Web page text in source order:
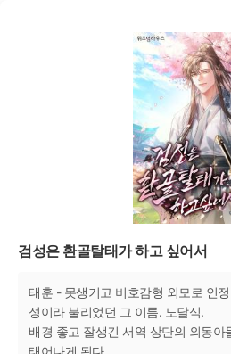
검성은 환골탈태가 하고 싶어서
태훈 - 못생기고 비호감형 외모로 인
성이라 불리었던 그 이름. 노달식.
배경 좋고 잘생긴 서역 상단의 외동아
태어나게 된다.